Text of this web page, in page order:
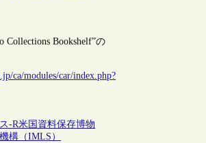
Collections Bookshelf”の
ca/modules/car/index.php?
-R米国 資料保存博物
構（IMLS）